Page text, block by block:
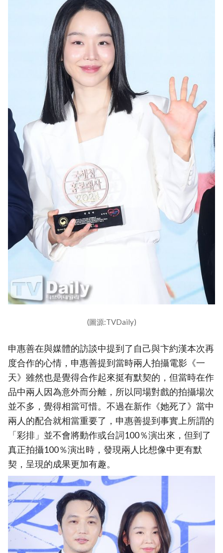
(圖源:TVDaily)
申惠善在與媒體的訪談中提到了自己與卞約漢本次再
度合作的心情，申惠善提到當時兩人拍攝電影《一
天》雖然也是覺得合作起來挺有默契的，但當時在作
品中兩人因為意外而分離，所以同場對戲的拍攝場次
並不多，覺得相當可惜。不過在新作《她死了》當中
兩人的配合就相當重要了，申惠善提到事實上所謂的
「彩排」並不會將動作或台詞100％演出來，但到了
真正拍攝100％演出時，發現兩人比想像中更有默
契，呈現的成果更加有趣。